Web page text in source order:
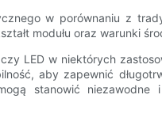
w porównaniu z
modułu oraz warunki
LED w niektórych
aby zapewnić
stanowić